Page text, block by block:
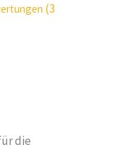
(3
die